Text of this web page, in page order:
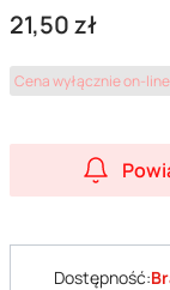
Cena
21,50 zł
Cena wyłącznie on-line
Dostępność: